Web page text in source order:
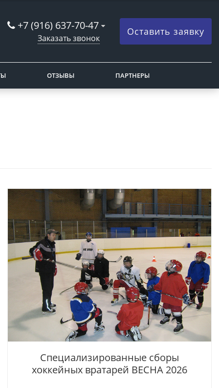
+7 (916) 637-70-47
Заказать звонок
Оставить заявку
ОТЗЫВЫ ПАРТНЕРЫ
Специализированные сборы
хоккейных вратарей ВЕСНА 2026